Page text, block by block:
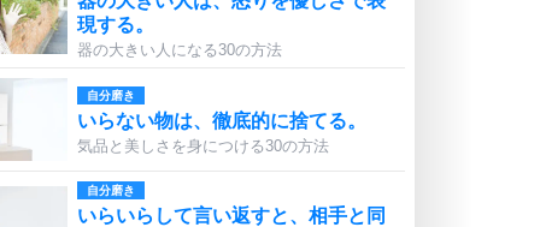
現する。
器の大きい人になる30の方法
自分磨き
いらない物は、徹底的に捨てる。
気品と美しさを身につける30の方法
自分磨き
いらいらして言い返すと、相手と同